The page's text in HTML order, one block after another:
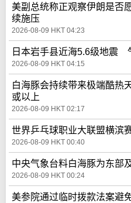
美副总统称正观察伊朗是
续施压
2026-08-09 HKT 04:23
日本岩手县近海5.6级地震
2026-08-09 HKT 04:15
白海豚会持续带来极端酷
或以上
2026-08-09 HKT 02:17
世界乒乓球职业大联盟横滨
2026-08-09 HKT 00:40
中央气象台料白海豚为东部
2026-08-09 HKT 00:24
美参院通过临时拨款法案避